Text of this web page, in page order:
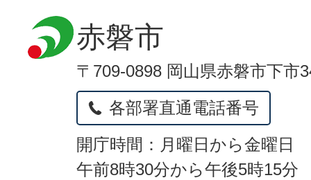
赤磐市
〒709-0898 岡山県赤磐市下市
各部署直通電話番号
開庁時間：月曜日から金曜日
午前8時30分から午後5時15分